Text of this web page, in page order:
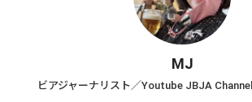
MJ
ビアジャーナリスト／Youtube JBJA